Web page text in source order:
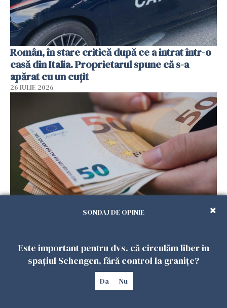
Român, în stare critică după ce a intrat într-o
casă din Italia. Proprietarul spune că s-a
apărat cu un cuțit
26 IULIE 2026
Menajere și îngrijitori, în vizorul Fiscului din
26 IULIE 2026
SONDAJ DE OPINIE
Este important pentru dvs. că circulăm liber în
spațiul Schengen, fără control la granițe?
Da Nu